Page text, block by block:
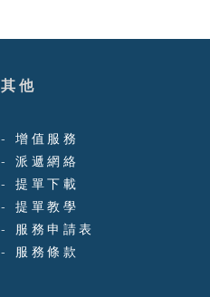
其他
-
增值服務
- 派遞網絡
- 提單下載
- 提單教學
- 服務申請表
- 服務條款